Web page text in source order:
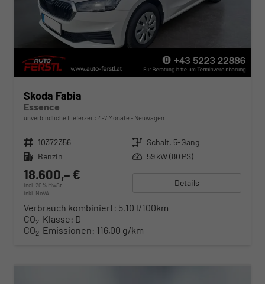
Skoda Fabia
Essence
unverbindliche Lieferzeit: 4-7 Monate Neuwagen
Fahrzeugnr. 10372356 Getriebe Schalt. 5-Gang
Kraftstoff Benzin Leistung 59 kW (80 PS)
18.600,– €
incl. 20% MwSt.
inkl. NoVA
Details
Verbrauch kombiniert: 5,10 l/100km
CO2-Klasse: D
CO2-Emissionen: 116,00 g/km